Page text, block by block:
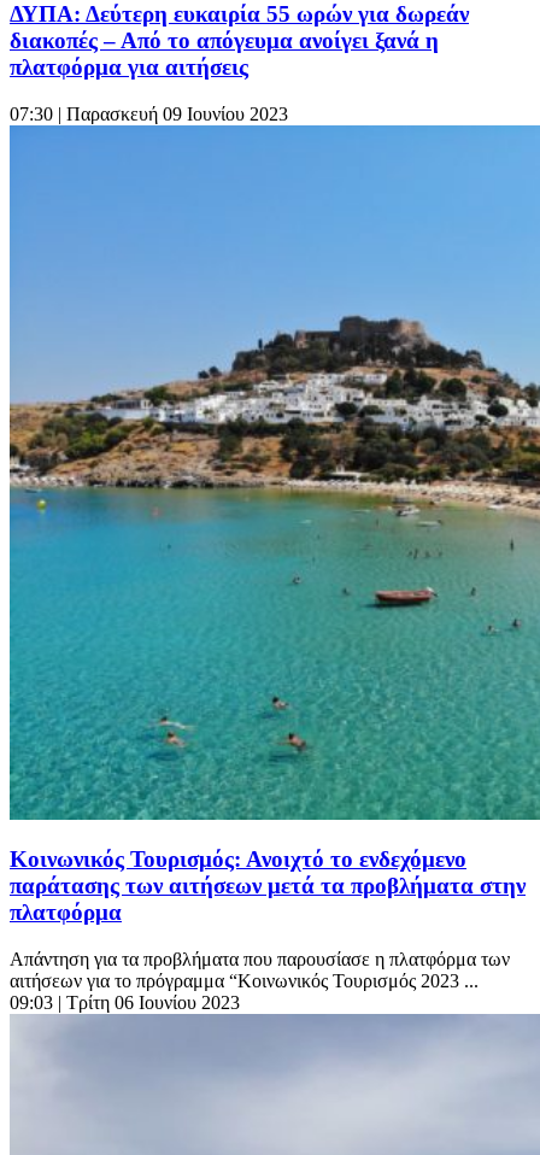
ΔΥΠΑ: Δεύτερη ευκαιρία 55 ωρών για δωρεάν
διακοπές – Από το απόγευμα ανοίγει ξανά η
πλατφόρμα για αιτήσεις
07:30 | Παρασκευή 09 Ιουνίου 2023
Κοινωνικός Τουρισμός: Ανοιχτό το ενδεχόμενο
παράτασης των αιτήσεων μετά τα προβλήματα στην
πλατφόρμα
Απάντηση για τα προβλήματα που παρουσίασε η πλατφόρμα των
αιτήσεων για το πρόγραμμα “Κοινωνικός Τουρισμός 2023 ...
09:03 | Τρίτη 06 Ιουνίου 2023